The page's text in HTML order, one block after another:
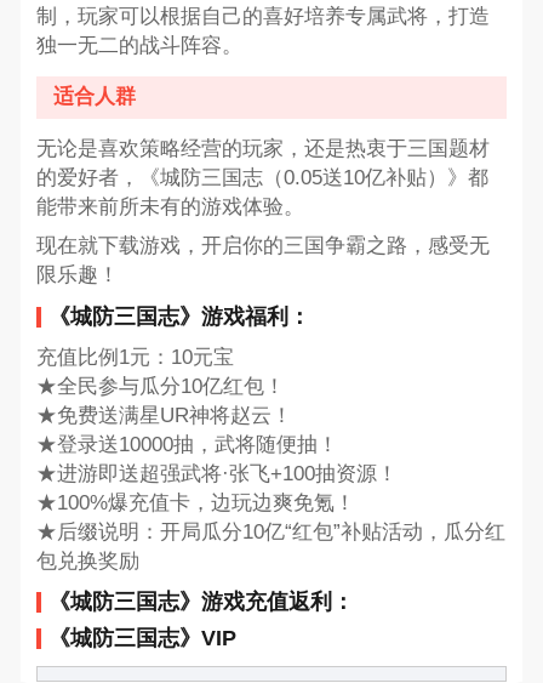
制，玩家可以根据自己的喜好培养专属武将，打造
独一无二的战斗阵容。
适合人群
无论是喜欢策略经营的玩家，还是热衷于三国题材
的爱好者，《城防三国志（0.05送10亿补贴）》都
能带来前所未有的游戏体验。
现在就下载游戏，开启你的三国争霸之路，感受无
限乐趣！
《城防三国志》游戏福利：
充值比例1元：10元宝
★全民参与瓜分10亿红包！
★免费送满星UR神将赵云！
★登录送10000抽，武将随便抽！
★进游即送超强武将·张飞+100抽资源！
★100%爆充值卡，边玩边爽免氪！
★后缀说明：开局瓜分10亿“红包”补贴活动，瓜分红
包兑换奖励
《城防三国志》游戏充值返利：
《城防三国志》VIP